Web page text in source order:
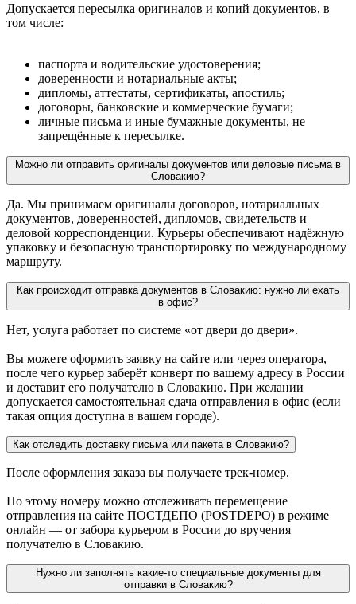
Допускается пересылка оригиналов и копий документов, в
том числе:
паспорта и водительские удостоверения;
доверенности и нотариальные акты;
дипломы, аттестаты, сертификаты, апостиль;
договоры, банковские и коммерческие бумаги;
личные письма и иные бумажные документы, не
запрещённые к пересылке.
Можно ли отправить оригиналы документов или деловые письма в
Словакию?
Да. Мы принимаем оригиналы договоров, нотариальных
документов, доверенностей, дипломов, свидетельств и
деловой корреспонденции. Курьеры обеспечивают надёжную
упаковку и безопасную транспортировку по международному
маршруту.
Как происходит отправка документов в Словакию: нужно ли ехать
в офис?
Нет, услуга работает по системе «от двери до двери».
Вы можете оформить заявку на сайте или через оператора,
после чего курьер заберёт конверт по вашему адресу в России
и доставит его получателю в Словакию. При желании
допускается самостоятельная сдача отправления в офис (если
такая опция доступна в вашем городе).
Как отследить доставку письма или пакета в Словакию?
После оформления заказа вы получаете трек-номер.
По этому номеру можно отслеживать перемещение
отправления на сайте ПОСТДЕПО (POSTDEPO) в режиме
онлайн — от забора курьером в России до вручения
получателю в Словакию.
Нужно ли заполнять какие-то специальные документы для
отправки в Словакию?